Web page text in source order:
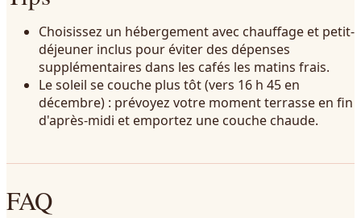
Choisissez un hébergement avec chauffage et petit-
déjeuner inclus pour éviter des dépenses
supplémentaires dans les cafés les matins frais.
Le soleil se couche plus tôt (vers 16 h 45 en
décembre) : prévoyez votre moment terrasse en fin
d'après-midi et emportez une couche chaude.
FAQ